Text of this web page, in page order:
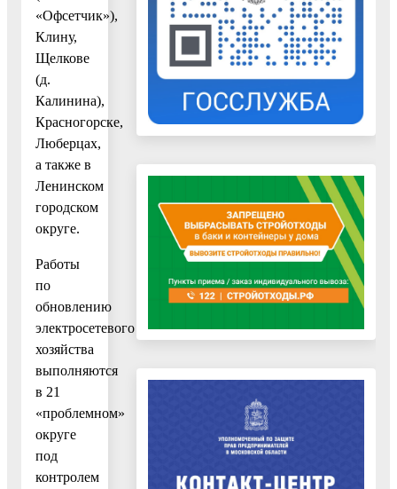
«Офсетчик»),
Клину,
Щелкове
(д.
Калинина),
Красногорске,
Люберцах,
а также в
Ленинском
городском
округе.
Работы
по
обновлению
электросетевого
хозяйства
выполняются
в 21
«проблемном»
округе
под
контролем